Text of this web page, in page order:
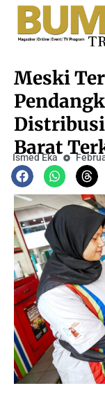
Meski
Barat
Ismed Eka